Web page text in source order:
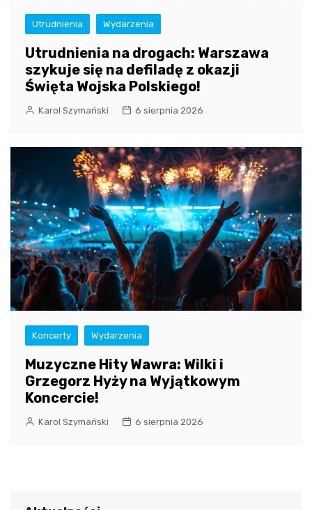
Utrudnienia Wydarzenia
Utrudnienia na drogach: Warszawa
szykuje się na defiladę z okazji
Święta Wojska Polskiego!
Karol Szymański 6 sierpnia 2026
Koncerty Wydarzenia
Muzyczne Hity Wawra: Wilki i
Grzegorz Hyży na Wyjątkowym
Koncercie!
Karol Szymański 6 sierpnia 2026